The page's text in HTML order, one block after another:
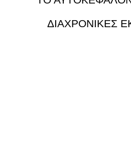
ΔΙΑΧΡΟΝΙΚΕΣ